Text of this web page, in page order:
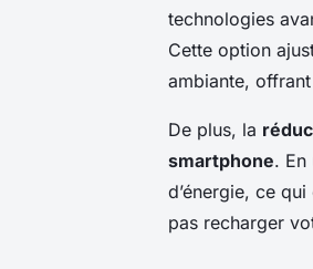
technologies
Cette option
ambiante,
De plus, la
smartphone. En
d’énergie, ce
pas recharger